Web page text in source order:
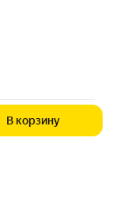
В корзину